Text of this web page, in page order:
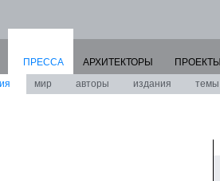
ПРЕССА
мир авторы издания темы
АРХИТЕКТОРЫ ПРОЕКТЫ